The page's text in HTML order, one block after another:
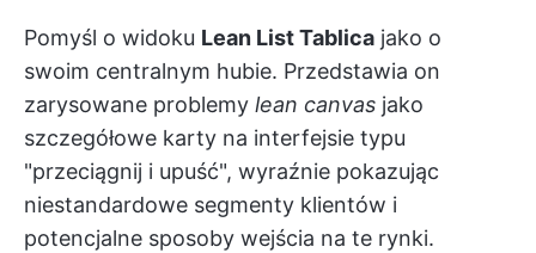
Pomyśl o widoku Lean List Tablica jako o
swoim centralnym hubie. Przedstawia on
zarysowane problemy lean canvas jako
szczegółowe karty na interfejsie typu
"przeciągnij i upuść", wyraźnie pokazując
niestandardowe segmenty klientów i
potencjalne sposoby wejścia na te rynki.